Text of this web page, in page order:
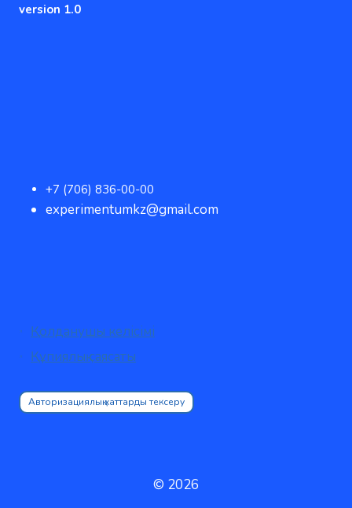
version 1.0
+7 (706) 836-00-00
experimentumkz@gmail.com
Қолданушы келісімі
Құпиялық саясаты
Авторизациялық хаттарды тексеру
© 2026